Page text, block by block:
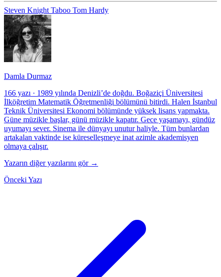
Steven Knight Taboo Tom Hardy
Damla Durmaz
166 yazı · 1989 yılında Denizli’de doğdu. Boğaziçi Üniversitesi
İlköğretim Matematik Öğretmenliği bölümünü bitirdi. Halen İstanbul
Teknik Üniversitesi Ekonomi bölümünde yüksek lisans yapmakta.
Güne müzikle başlar, günü müzikle kapatır. Gece yaşamayı, gündüz
uyumayı sever. Sinema ile dünyayı unutur haliyle. Tüm bunlardan
artakalan vaktinde ise küreselleşmeye inat azimle akademisyen
olmaya çalışır.
Yazarın diğer yazılarını gör →
Önceki Yazı